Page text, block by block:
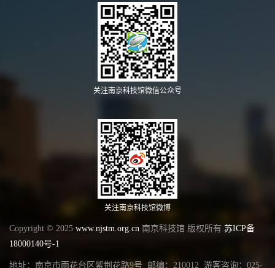
关注南京科技馆微信公众号
关注南京科技馆微博
Copyright © 2025 www.njstm.org.cn 南京科技馆 版权所有 苏ICP备
18000140号-1
地址：南京市雨花台区紫荆花路9号 邮编：210012 游客咨询：025-